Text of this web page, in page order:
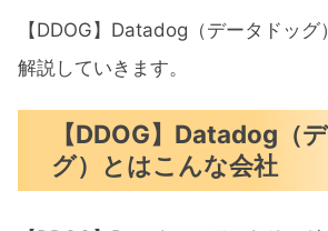
【DDOG】Datadog（データ
価推移
【DDOG】Datadog（デ
の上場来の株価推移
【DDOG】Datadog（デ
【DDOG】Datadog（データドッ
解説していきます。
【DDOG】Datadog（
グ）とはこんな会社